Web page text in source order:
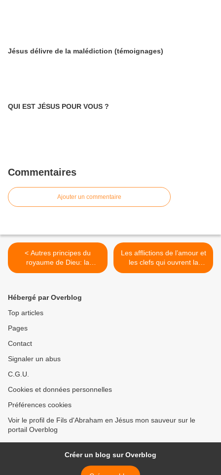
Jésus délivre de la malédiction (témoignages)
QUI EST JÉSUS POUR VOUS ?
Commentaires
Ajouter un commentaire
< Autres principes du
royaume de Dieu: la
sagesse, choix d'Esther...
Les afflictions de l’amour et
les clefs qui ouvrent la
puissance de la rédemption
Hébergé par Overblog
Top articles
Pages
Contact
Signaler un abus
C.G.U.
Cookies et données personnelles
Préférences cookies
Voir le profil de Fils d'Abraham en Jésus mon sauveur sur le
portail Overblog
Créer un blog sur Overblog